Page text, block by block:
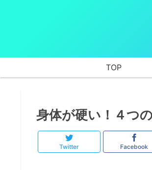
TOP
身体が硬い！４つ
Twitter Facebook